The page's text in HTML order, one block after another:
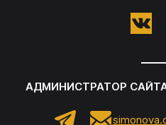
АДМИНИСТРАТОР